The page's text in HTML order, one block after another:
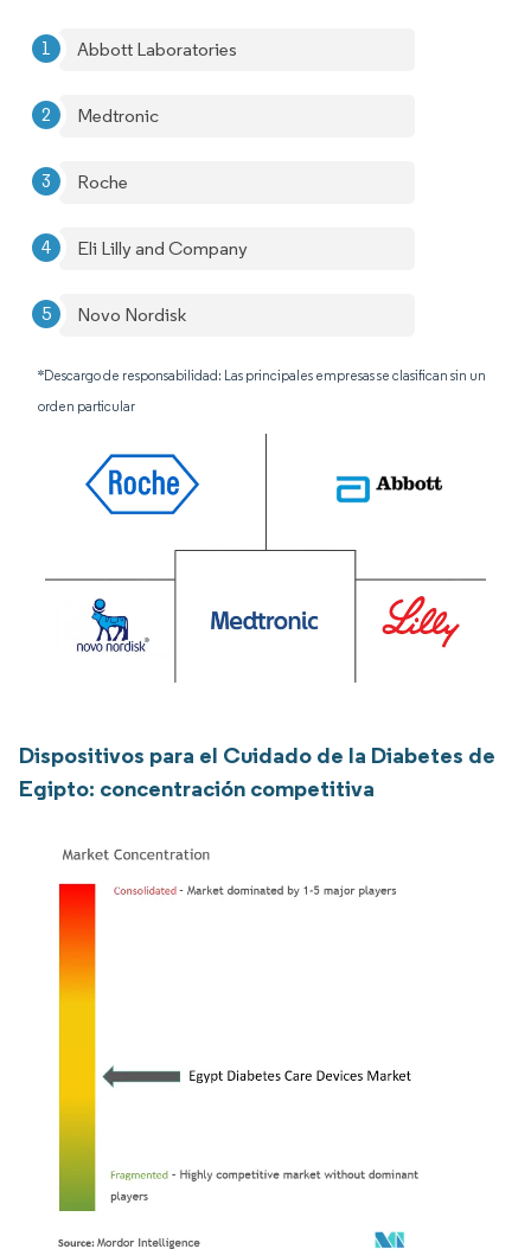
Abbott Laboratories
Medtronic
Roche
Eli Lilly and Company
Novo Nordisk
*Descargo de responsabilidad: Las principales empresas se clasifican sin un
orden particular
Dispositivos para el Cuidado de la Diabetes de
Egipto: concentración competitiva